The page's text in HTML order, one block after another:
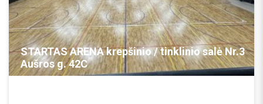
STARTAS ARENA krepšinio / tinklinio salė Nr.3
Aušros g. 42C
REZERVUOTI